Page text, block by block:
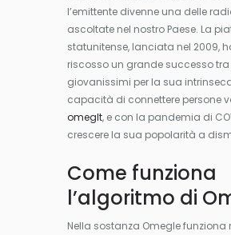
l’emittente divenne una delle
ascoltate nel nostro Paese. La
statunitense, lanciata nel 2009,
riscosso un grande successo tra
giovanissimi per la sua
capacità di connettere persone
omeglt, e con la pandemia di
crescere la sua popolarità a
Come funziona
l’algoritmo di
Nella sostanza Omegle funziona